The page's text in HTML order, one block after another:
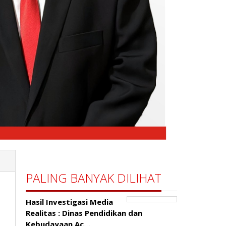
PALING BANYAK DILIHAT
Hasil Investigasi Media
Realitas : ‎Dinas Pendidikan dan